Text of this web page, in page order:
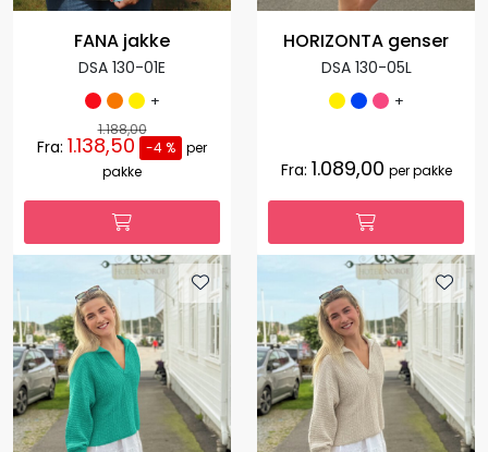
FANA jakke
DSA 130-01E
+
1.188,00
Fra: 1.138,50 -4 % per
pakke
HORIZONTA genser
DSA 130-05L
+
Fra: 1.089,00 per pakke